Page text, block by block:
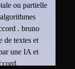
ou partielle
. bruno
de textes et
une IA et